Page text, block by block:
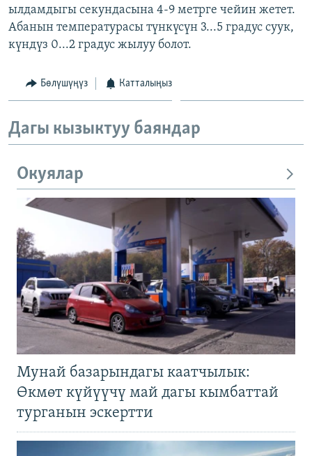
ылдамдыгы секундасына 4-9 метрге чейин жетет.
Абанын температурасы түнкүсүн 3...5 градус суук,
күндүз 0...2 градус жылуу болот.
Бөлүшүңүз Катталыңыз
Дагы кызыктуу баяндар
Окуялар
Мунай базарындагы каатчылык:
Өкмөт күйүүчү май дагы кымбаттай
турганын эскертти